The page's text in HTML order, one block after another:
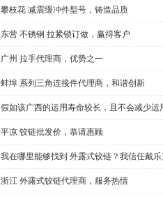
攀枝花 减震缓冲件型号，铸造品质
东营 不锈钢 拉紧锁订做，赢得客户
广州 拉手代理商，优势之一
蚌埠 系列三角连接件代理商，和谐创新
假如该广西的运用寿命较长，且不会减少
平凉 铰链批发价，恭请惠顾
我在哪里能够找到 外露式铰链？我信任戴
浙江 外露式铰链代理商，服务热情